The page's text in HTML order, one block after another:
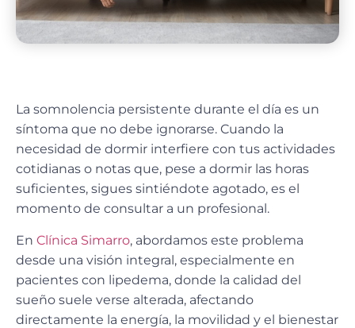
La somnolencia persistente durante el día es un
síntoma que no debe ignorarse. Cuando la
necesidad de dormir interfiere con tus actividades
cotidianas o notas que, pese a dormir las horas
suficientes, sigues sintiéndote agotado, es el
momento de consultar a un profesional.
En Clínica Simarro, abordamos este problema
desde una visión integral, especialmente en
pacientes con lipedema, donde la calidad del
sueño suele verse alterada, afectando
directamente la energía, la movilidad y el bienestar